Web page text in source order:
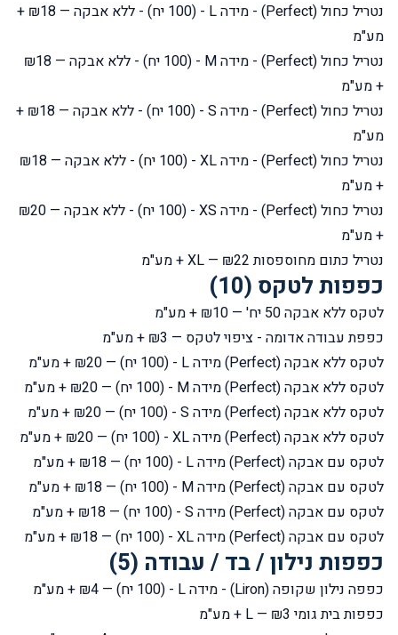
נטריל כחול (Perfect) - מידה L - (100 יח) - ללא אבקה
— ₪18 +
מע"מ
נטריל כחול (Perfect) - מידה M - (100 יח) - ללא אבקה
— ₪18
+ מע"מ
נטריל כחול (Perfect) - מידה S - (100 יח) - ללא אבקה
— ₪18 +
מע"מ
נטריל כחול (Perfect) - מידה XL - (100 יח) - ללא אבקה
— ₪18
+ מע"מ
נטריל כחול (Perfect) - מידה XS - (100 יח) - ללא אבקה
— ₪20
+ מע"מ
נטריל כתום מחוספסות XL— ₪22 + מע"מ
כפפות לטקס (10)
לטקס ללא אבקה 50 יח'
— ₪10 + מע"מ
כפפת עבודה אדומה - ציפוי לטקס — ₪3 + מע"מ
לטקס ללא אבקה (Perfect) מידה L - (100 יח)
— ₪20 + מע"מ
לטקס ללא אבקה (Perfect) מידה M - (100 יח)
— ₪20 + מע"מ
לטקס ללא אבקה (Perfect) מידה S - (100 יח)
— ₪20 + מע"מ
לטקס ללא אבקה (Perfect) מידה XL - (100 יח)
— ₪20 + מע"מ
לטקס עם אבקה (Perfect) מידה L - (100 יח)
— ₪18 + מע"מ
לטקס עם אבקה (Perfect) מידה M - (100 יח)
— ₪18 + מע"מ
לטקס עם אבקה (Perfect) מידה S - (100 יח)
— ₪18 + מע"מ
לטקס עם אבקה (Perfect) מידה XL - (100 יח)
— ₪18 + מע"מ
כפפות נילון / בד / עבודה (5)
כפפה נילון שקופה (Liron) - מידה L - (100 יח)
— ₪4 + מע"מ
כפפות בית גומי L — ₪3 + מע"מ